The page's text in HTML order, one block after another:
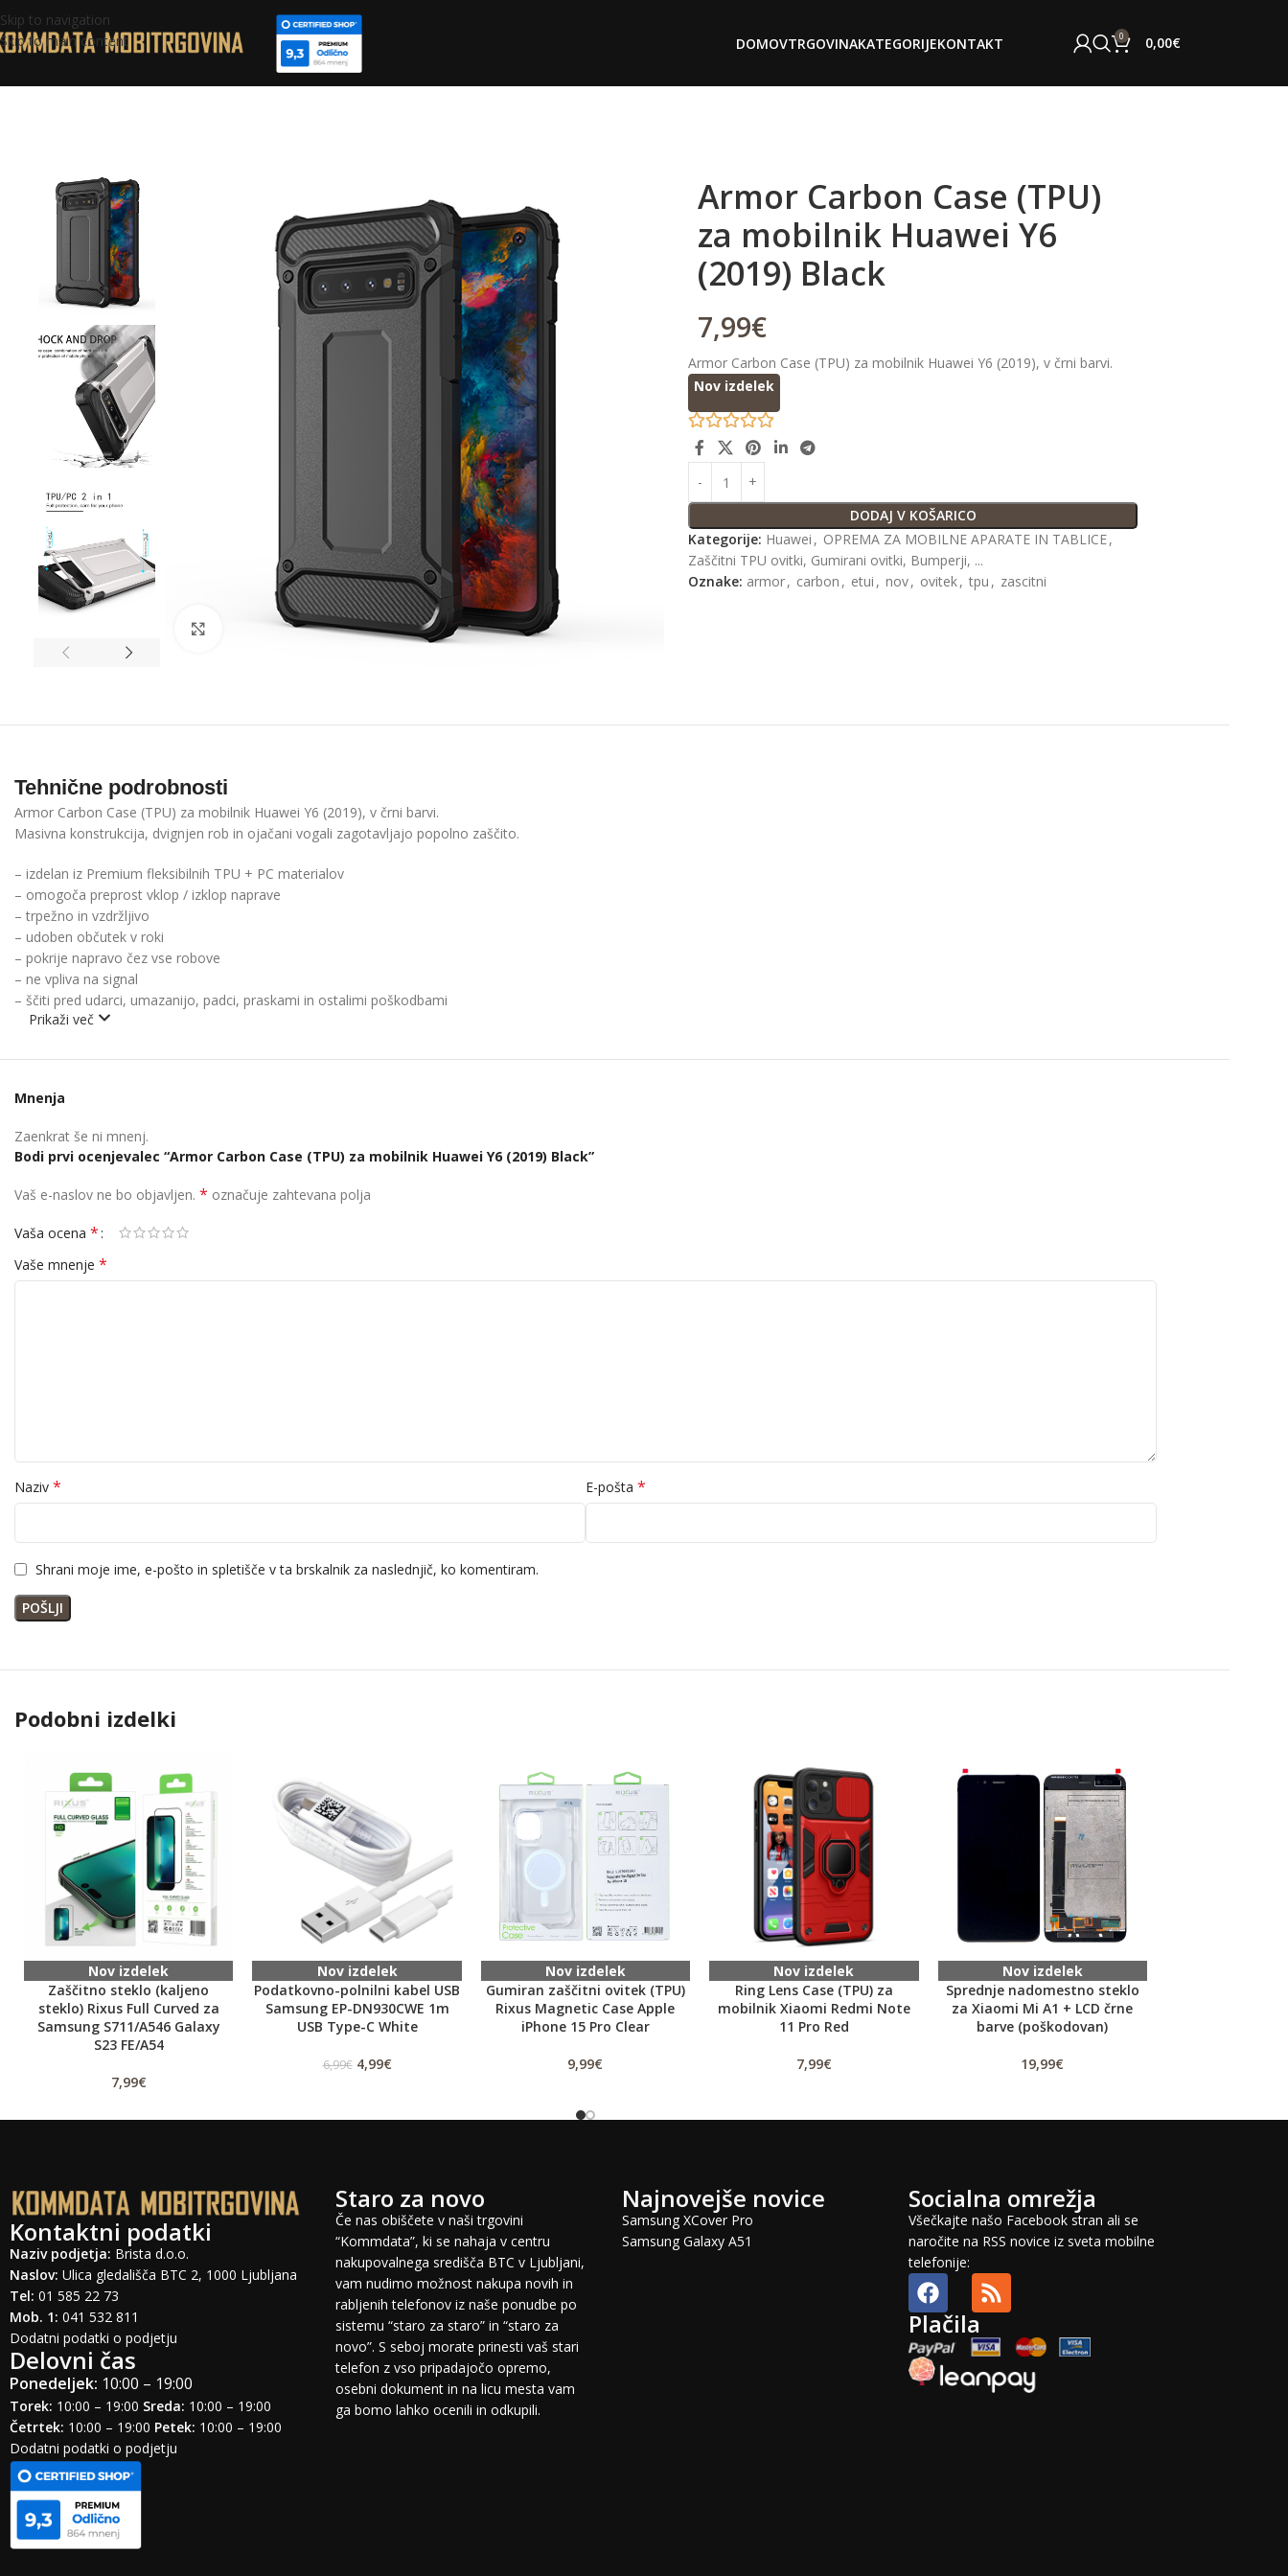
Skip to navigation
Skip to main content
DOMOVTRGOVINAKATEGORIJEKONTAKT 0 0,00€
Click to enlarge
Armor Carbon Case (TPU)
za mobilnik Huawei Y6
(2019) Black
7,99€
Armor Carbon Case (TPU) za mobilnik Huawei Y6 (2019), v črni barvi.
DODAJ V KOŠARICO
Nov izdelek
Kategorije: Huawei , OPREMA ZA MOBILNE APARATE IN TABLICE,
Zaščitni TPU ovitki, Gumirani ovitki, Bumperji, ...
Oznake: armor, carbon , etui , nov, ovitek, tpu , zascitni
Tehnične podrobnosti
Armor Carbon Case (TPU) za mobilnik Huawei Y6 (2019), v črni barvi.
Masivna konstrukcija, dvignjen rob in ojačani vogali zagotavljajo popolno zaščito.
– izdelan iz Premium fleksibilnih TPU + PC materialov
– omogoča preprost vklop / izklop naprave
– trpežno in vzdržljivo
– udoben občutek v roki
– pokrije napravo čez vse robove
– ne vpliva na signal
– ščiti pred udarci, umazanijo, padci, praskami in ostalimi poškodbami
Prikaži več
Mnenja
Zaenkrat še ni mnenj.
Bodi prvi ocenjevalec “Armor Carbon Case (TPU) za mobilnik Huawei Y6 (2019) Black”
Vaš e-naslov ne bo objavljen. * označuje zahtevana polja
Vaša ocena *
Vaše mnenje *
Naziv * E-pošta *
Shrani moje ime, e-pošto in spletišče v ta brskalnik za naslednjič, ko komentiram.
Podobni izdelki
Nov izdelek
Zaščitno steklo (kaljeno
steklo) Rixus Full Curved za
Samsung S711/A546 Galaxy
S23 FE/A54
7,99€
Nov izdelek
Podatkovno-polnilni kabel USB
Samsung EP-DN930CWE 1m
USB Type-C White
6,99€ 4,99€
Nov izdelek
Gumiran zaščitni ovitek (TPU)
Rixus Magnetic Case Apple
iPhone 15 Pro Clear
9,99€
Nov izdelek
Ring Lens Case (TPU) za
mobilnik Xiaomi Redmi Note
11 Pro Red
7,99€
Nov izdelek
Sprednje nadomestno steklo
za Xiaomi Mi A1 + LCD črne
barve (poškodovan)
19,99€
Kontaktni podatki
Naziv podjetja: Brista d.o.o.
Naslov: Ulica gledališča BTC 2, 1000 Ljubljana
Tel: 01 585 22 73
Mob. 1: 041 532 811
Dodatni podatki o podjetju
Delovni čas
Ponedeljek: 10:00 – 19:00
Torek: 10:00 – 19:00 Sreda: 10:00 – 19:00
Četrtek: 10:00 – 19:00 Petek: 10:00 – 19:00
Dodatni podatki o podjetju
Staro za novo
Če nas obiščete v naši trgovini
“Kommdata”, ki se nahaja v centru
nakupovalnega središča BTC v Ljubljani,
vam nudimo možnost nakupa novih in
rabljenih telefonov iz naše ponudbe po
sistemu “staro za staro” in “staro za
novo”. S seboj morate prinesti vaš stari
telefon z vso pripadajočo opremo,
osebni dokument in na licu mesta vam
ga bomo lahko ocenili in odkupili.
Najnovejše novice
Samsung XCover Pro
Samsung Galaxy A51
Socialna omrežja
Všečkajte našo Facebook stran ali se
naročite na RSS novice iz sveta mobilne
telefonije:
Plačila